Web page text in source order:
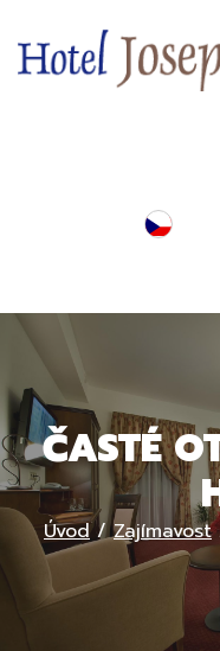
ČASTÉ
Úvod / Zajímavost